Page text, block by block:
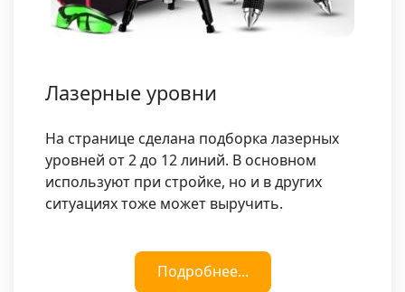
Лазерные уровни
На странице сделана подборка лазерных
уровней от 2 до 12 линий. В основном
используют при стройке, но и в других
ситуациях тоже может выручить.
Подробнее...